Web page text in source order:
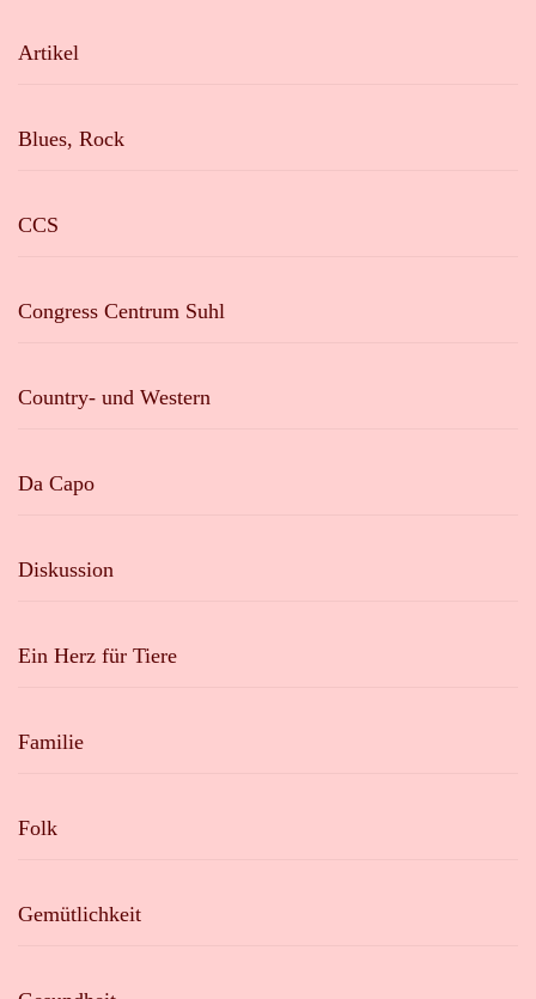
Artikel
Blues, Rock
CCS
Congress Centrum Suhl
Country- und Western
Da Capo
Diskussion
Ein Herz für Tiere
Familie
Folk
Gemütlichkeit